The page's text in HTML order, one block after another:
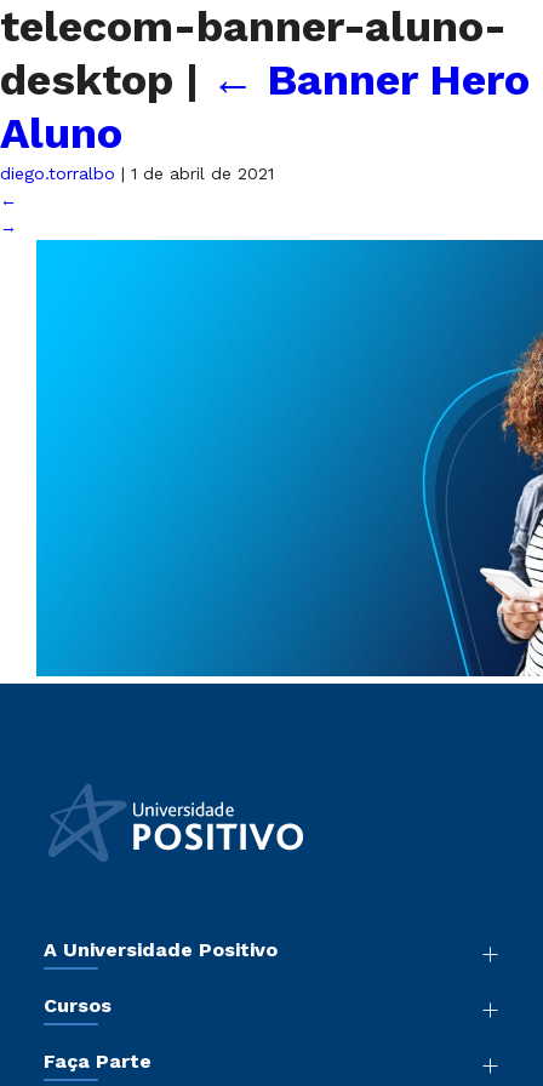
telecom-banner-aluno-
desktop | ← Banner Hero
Aluno
diego.torralbo | 1 de abril de 2021
←
→
A Universidade Positivo
Sala de Imprensa
Cursos
Pós-Graduação
Faça Parte